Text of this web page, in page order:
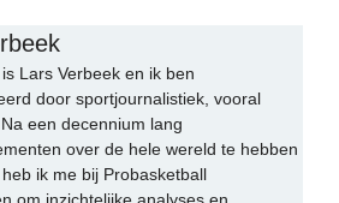
Lars Verbeek en ik ben
door sportjournalistiek, vooral
een decennium lang
over de hele wereld te hebben
ik me bij Probasketball